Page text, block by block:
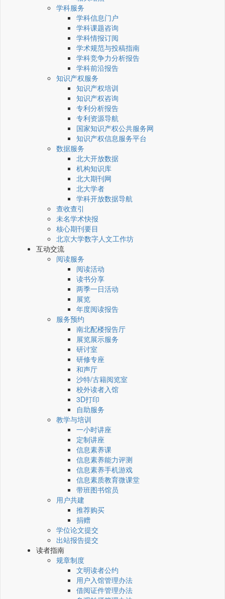
学科服务
学科信息门户
学科课题咨询
学科情报订阅
学术规范与投稿指南
学科竞争力分析报告
学科前沿报告
知识产权服务
知识产权培训
知识产权咨询
专利分析报告
专利资源导航
国家知识产权公共服务网
知识产权信息服务平台
数据服务
北大开放数据
机构知识库
北大期刊网
北大学者
学科开放数据导航
查收查引
未名学术快报
核心期刊要目
北京大学数字人文工作坊
互动交流
阅读服务
阅读活动
读书分享
两季一日活动
展览
年度阅读报告
服务预约
南北配楼报告厅
展览展示服务
研讨室
研修专座
和声厅
沙特/古籍阅览室
校外读者入馆
3D打印
自助服务
教学与培训
一小时讲座
定制讲座
信息素养课
信息素养能力评测
信息素养手机游戏
信息素质教育微课堂
带班图书馆员
用户共建
推荐购买
捐赠
学位论文提交
出站报告提交
读者指南
规章制度
文明读者公约
用户入馆管理办法
借阅证件管理办法